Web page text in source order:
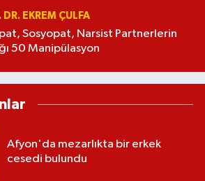
DR. EKREM ÇULFA
Sosyopat, Narsist Partnerlerin
50 Manipülasyon
Afyon'da mezarlıkta bir erkek
cesedi bulundu